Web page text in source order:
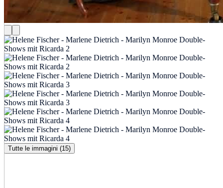
Tutte le immagini (15)